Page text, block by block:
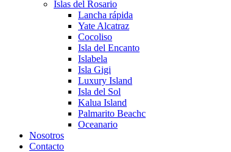
Islas del Rosario
Lancha rápida
Yate Alcatraz
Cocoliso
Isla del Encanto
Islabela
Isla Gigi
Luxury Island
Isla del Sol
Kalua Island
Palmarito Beachc
Oceanario
Nosotros
Contacto